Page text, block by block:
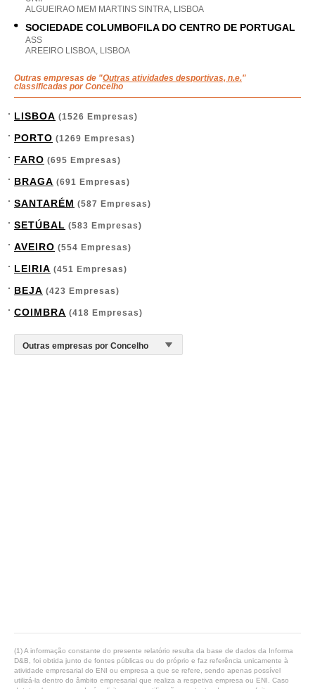
ALGUEIRAO MEM MARTINS SINTRA, LISBOA
SOCIEDADE COLUMBOFILA DO CENTRO DE PORTUGAL
ASS
AREEIRO LISBOA, LISBOA
Outras empresas de "Outras atividades desportivas, n.e."
classificadas por Concelho
LISBOA (1526 Empresas)
PORTO (1269 Empresas)
FARO (695 Empresas)
BRAGA (691 Empresas)
SANTARÉM (587 Empresas)
SETÚBAL (583 Empresas)
AVEIRO (554 Empresas)
LEIRIA (451 Empresas)
BEJA (423 Empresas)
COIMBRA (418 Empresas)
(1) A informação constante do presente relatório resulta da base de dados da Informa
D&B, foi obtida junto de fontes públicas ou do próprio e faz referência unicamente à
atividade empresarial do ENI ou empresa a que se refere, sendo apenas possível
utilizá-la dentro do âmbito empresarial que realiza a respetiva empresa ou ENI. Caso